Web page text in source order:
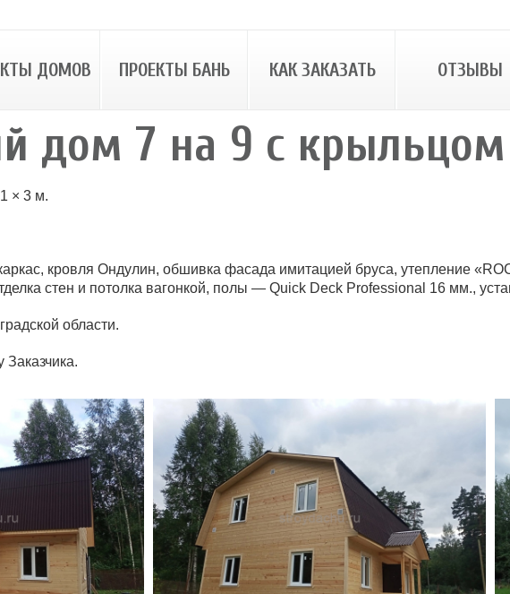
ДОМОВ ПРОЕКТЫ БАНЬ КАК ЗАКАЗАТЬ ОТЗЫВЫ
дом 7 на 9 с крыльцом
× 3 м.
кровля Ондулин, обшивка фасада имитацией бруса, утепление
стен и потолка вагонкой, полы — Quick Deck Professional 16 мм.,
области.
Заказчика.